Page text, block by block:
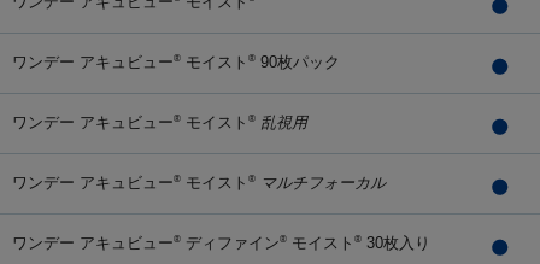
ワンデー アキュビュー® モイスト ® 90枚パック
ワンデー アキュビュー® モイスト ® 乱視用
ワンデー アキュビュー® モイスト ® マルチフォーカル
ワンデー アキュビュー® ディファイン® モイスト ® 30枚入り